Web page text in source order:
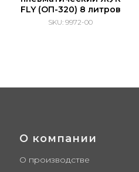
FLY (ОП-320) 8 литров
SKU: 9972-00
О компании
О производстве